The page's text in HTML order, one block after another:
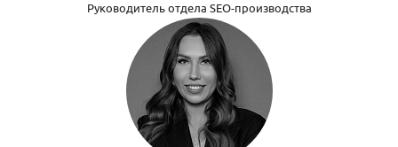
Руководитель отдела SEO-производства